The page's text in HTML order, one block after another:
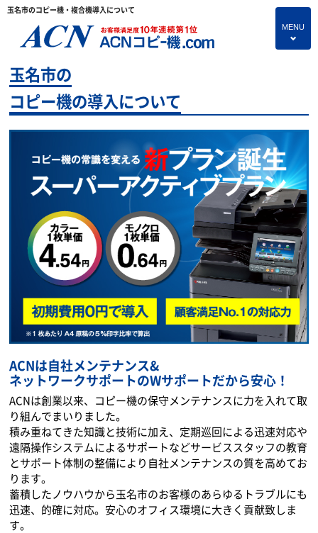
玉名市のコピー機・複合機導入について
MENU
4
プランのご紹介
保守サービス
コピー機あれこれ
コピー機に関すること
よくあるご質問
独立・開業支援プラン
お問い合わせ
玉名市の
コピー機の導入について
ACNは自社メンテナンス&
ネットワークサポートのWサポートだから安心！
ACNは創業以来、コピー機の保守メンテナンスに力を入れて取
り組んでまいりました。
積み重ねてきた知識と技術に加え、定期巡回による迅速対応や
遠隔操作システムによるサポートなどサービススタッフの教育
とサポート体制の整備により自社メンテナンスの質を高めてお
ります。
蓄積したノウハウから玉名市のお客様のあらゆるトラブルにも
迅速、的確に対応。安心のオフィス環境に大きく貢献致しま
す。